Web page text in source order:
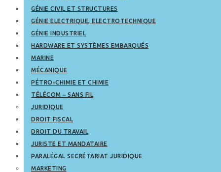
GÉNIE CIVIL ET STRUCTURES
GÉNIE ELECTRIQUE, ELECTROTECHNIQUE
GÉNIE INDUSTRIEL
HARDWARE ET SYSTÈMES EMBARQUÉS
MARINE
MÉCANIQUE
PÉTRO-CHIMIE ET CHIMIE
TÉLÉCOM – SANS FIL
JURIDIQUE
DROIT FISCAL
DROIT DU TRAVAIL
JURISTE ET MANDATAIRE
PARALÉGAL SECRÉTARIAT JURIDIQUE
MARKETING